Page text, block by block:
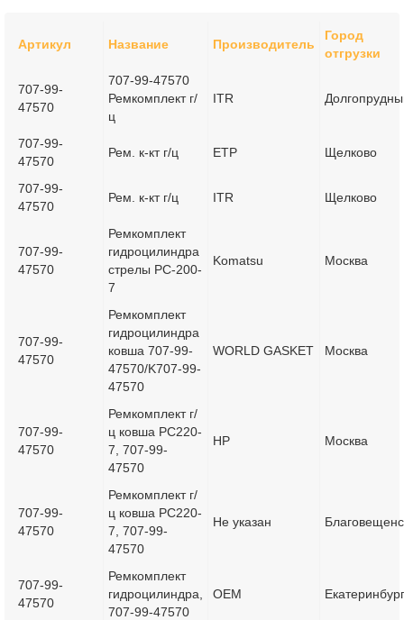
Артикул Название Производитель
Город
отгрузки
707-99-
47570
707-99-47570
Ремкомплект г/
ц
ITR
707-99-
47570
Рем. к-кт г/ц ETP Щелково
707-99-
47570
Рем. к-кт г/ц ITR Щелково
707-99-
47570
Ремкомплект
гидроцилиндра
стрелы PC-200-
7
Komatsu Москва
707-99-
47570
Ремкомплект
гидроцилиндра
ковша 707-99-
47570/K707-99-
47570
WORLD GASKET Москва
707-99-
47570
Ремкомплект г/
ц ковша PC220-
7, 707-99-
47570
HP Москва
707-99-
47570
Ремкомплект г/
ц ковша PC220-
7, 707-99-
47570
Не указан
707-99-
47570
Ремкомплект
гидроцилиндра,
707-99-47570
OEM Екатеринбург